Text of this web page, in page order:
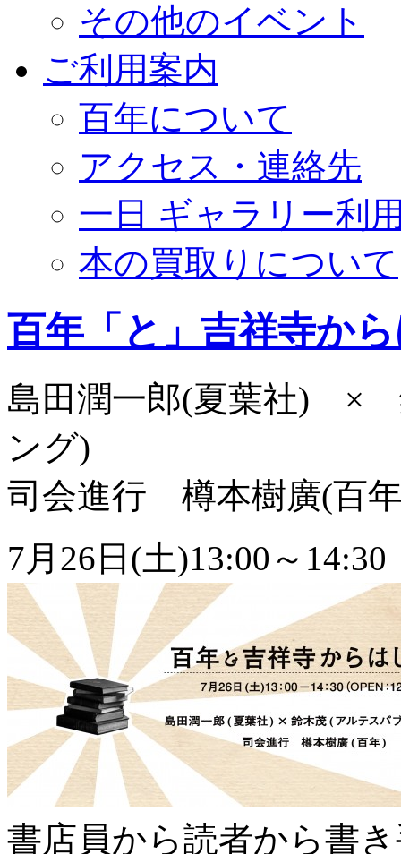
その他のイベント
ご利用案内
百年について
アクセス・連絡先
一日 ギャラリー利
本の買取りについて
百年「と」吉祥寺か
島田潤一郎(夏葉社) ×
ング)
司会進行 樽本樹廣(百
7月26日(土)13:00～
書店員から読者から書